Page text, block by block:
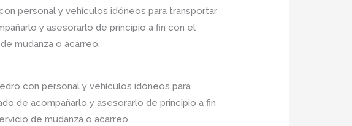
personal y vehículos idóneos para transportar
y asesorarlo de principio a fin con el
mudanza o acarreo.
con personal y vehículos idóneos para
de acompañarlo y asesorarlo de principio a fin
de mudanza o acarreo.